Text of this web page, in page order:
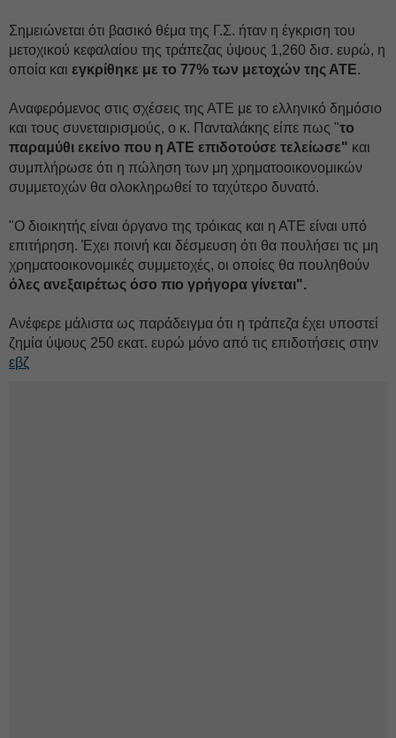
Σημειώνεται ότι βασικό θέμα της Γ.Σ. ήταν η έγκριση του
μετοχικού κεφαλαίου της τράπεζας ύψους 1,260 δισ. ευρώ, η
οποία και εγκρίθηκε με το 77% των μετοχών της ΑΤΕ.
Αναφερόμενος στις σχέσεις της ΑΤΕ με το ελληνικό δημόσιο
και τους συνεταιρισμούς, ο κ. Πανταλάκης είπε πως "το
παραμύθι εκείνο που η ΑΤΕ επιδοτούσε τελείωσε" και
συμπλήρωσε ότι η πώληση των μη χρηματοοικονομικών
συμμετοχών θα ολοκληρωθεί το ταχύτερο δυνατό.
"Ο διοικητής είναι όργανο της τρόικας και η ΑΤΕ είναι υπό
επιτήρηση. Έχει ποινή και δέσμευση ότι θα πουλήσει τις μη
χρηματοοικονομικές συμμετοχές, οι οποίες θα πουληθούν
όλες ανεξαιρέτως όσο πιο γρήγορα γίνεται".
Ανέφερε μάλιστα ως παράδειγμα ότι η τράπεζα έχει υποστεί
ζημία ύψους 250 εκατ. ευρώ μόνο από τις επιδοτήσεις στην
εβζ